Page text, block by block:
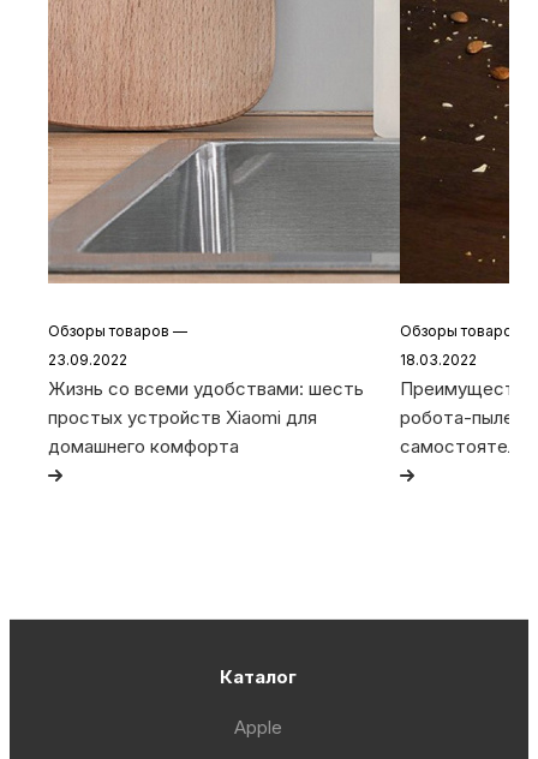
Обзоры товаров —
23.09.2022
Жизнь со всеми удобствами: шесть
простых устройств Xiaomi для
домашнего комфорта
Обзоры товаров
18.03.2022
Преимущества
робота-
Каталог
Apple